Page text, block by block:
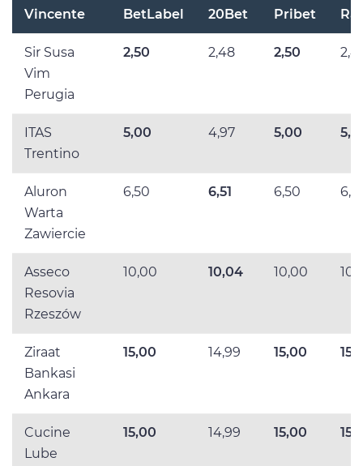
Vincente BetLabel 20Bet Pribet
Sir Susa
Vim
Perugia
2,50 2,48 2,50
ITAS
Trentino
5,00 4,97 5,00
Aluron
Warta
Zawiercie
6,50 6,51 6,50
Asseco
Resovia
Rzeszów
10,00 10,04 10,00
Ziraat
Bankasi
Ankara
15,00 14,99 15,00
Cucine
Lube
15,00 14,99 15,00